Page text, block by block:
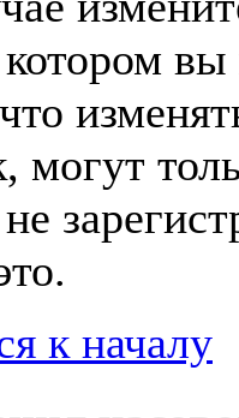
котором
могут
к началу